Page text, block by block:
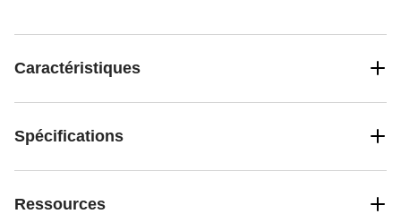
Caractéristiques
Spécifications
Ressources